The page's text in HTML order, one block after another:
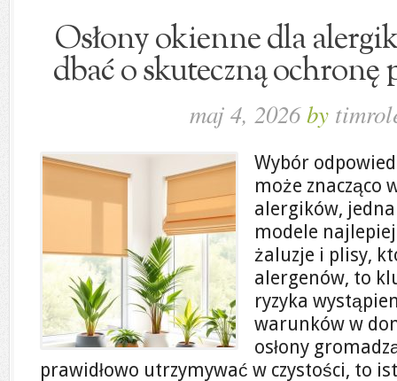
Osłony okienne dla
dbać o skuteczną ochronę
maj 4, 2026by
Wybór
może znacząco
alergików,
modele
żaluzje i plisy,
alergenów, to
ryzyka
warunków w
osłony
prawidłowo utrzymywać w czystości, to